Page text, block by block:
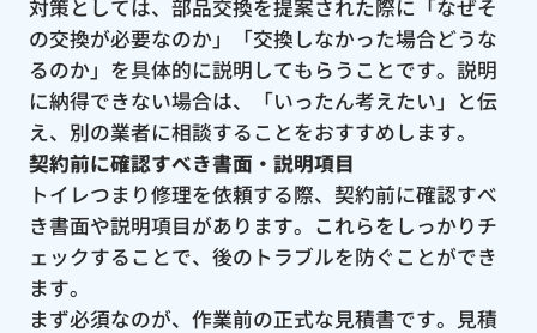
対策としては、部品交換を提案された際に「なぜそ
の交換が必要なのか」「交換しなかった場合どうな
るのか」を具体的に説明してもらうことです。説明
に納得できない場合は、「いったん考えたい」と伝
え、別の業者に相談することをおすすめします。
契約前に確認すべき書面・説明項目
トイレつまり修理を依頼する際、契約前に確認すべ
き書面や説明項目があります。これらをしっかりチ
ェックすることで、後のトラブルを防ぐことができ
ます。
まず必須なのが、作業前の正式な見積書です。見積